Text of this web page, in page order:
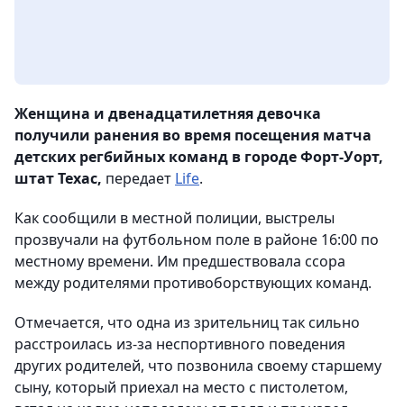
Женщина и двенадцатилетняя девочка
получили ранения во время посещения матча
детских регбийных команд в городе Форт-Уорт,
штат Техас, передает Life.
Как сообщили в местной полиции, выстрелы
прозвучали на футбольном поле в районе 16:00 по
местному времени. Им предшествовала ссора
между родителями противоборствующих команд.
Отмечается, что одна из зрительниц так сильно
расстроилась из-за неспортивного поведения
других родителей, что позвонила своему старшему
сыну, который приехал на место с пистолетом,